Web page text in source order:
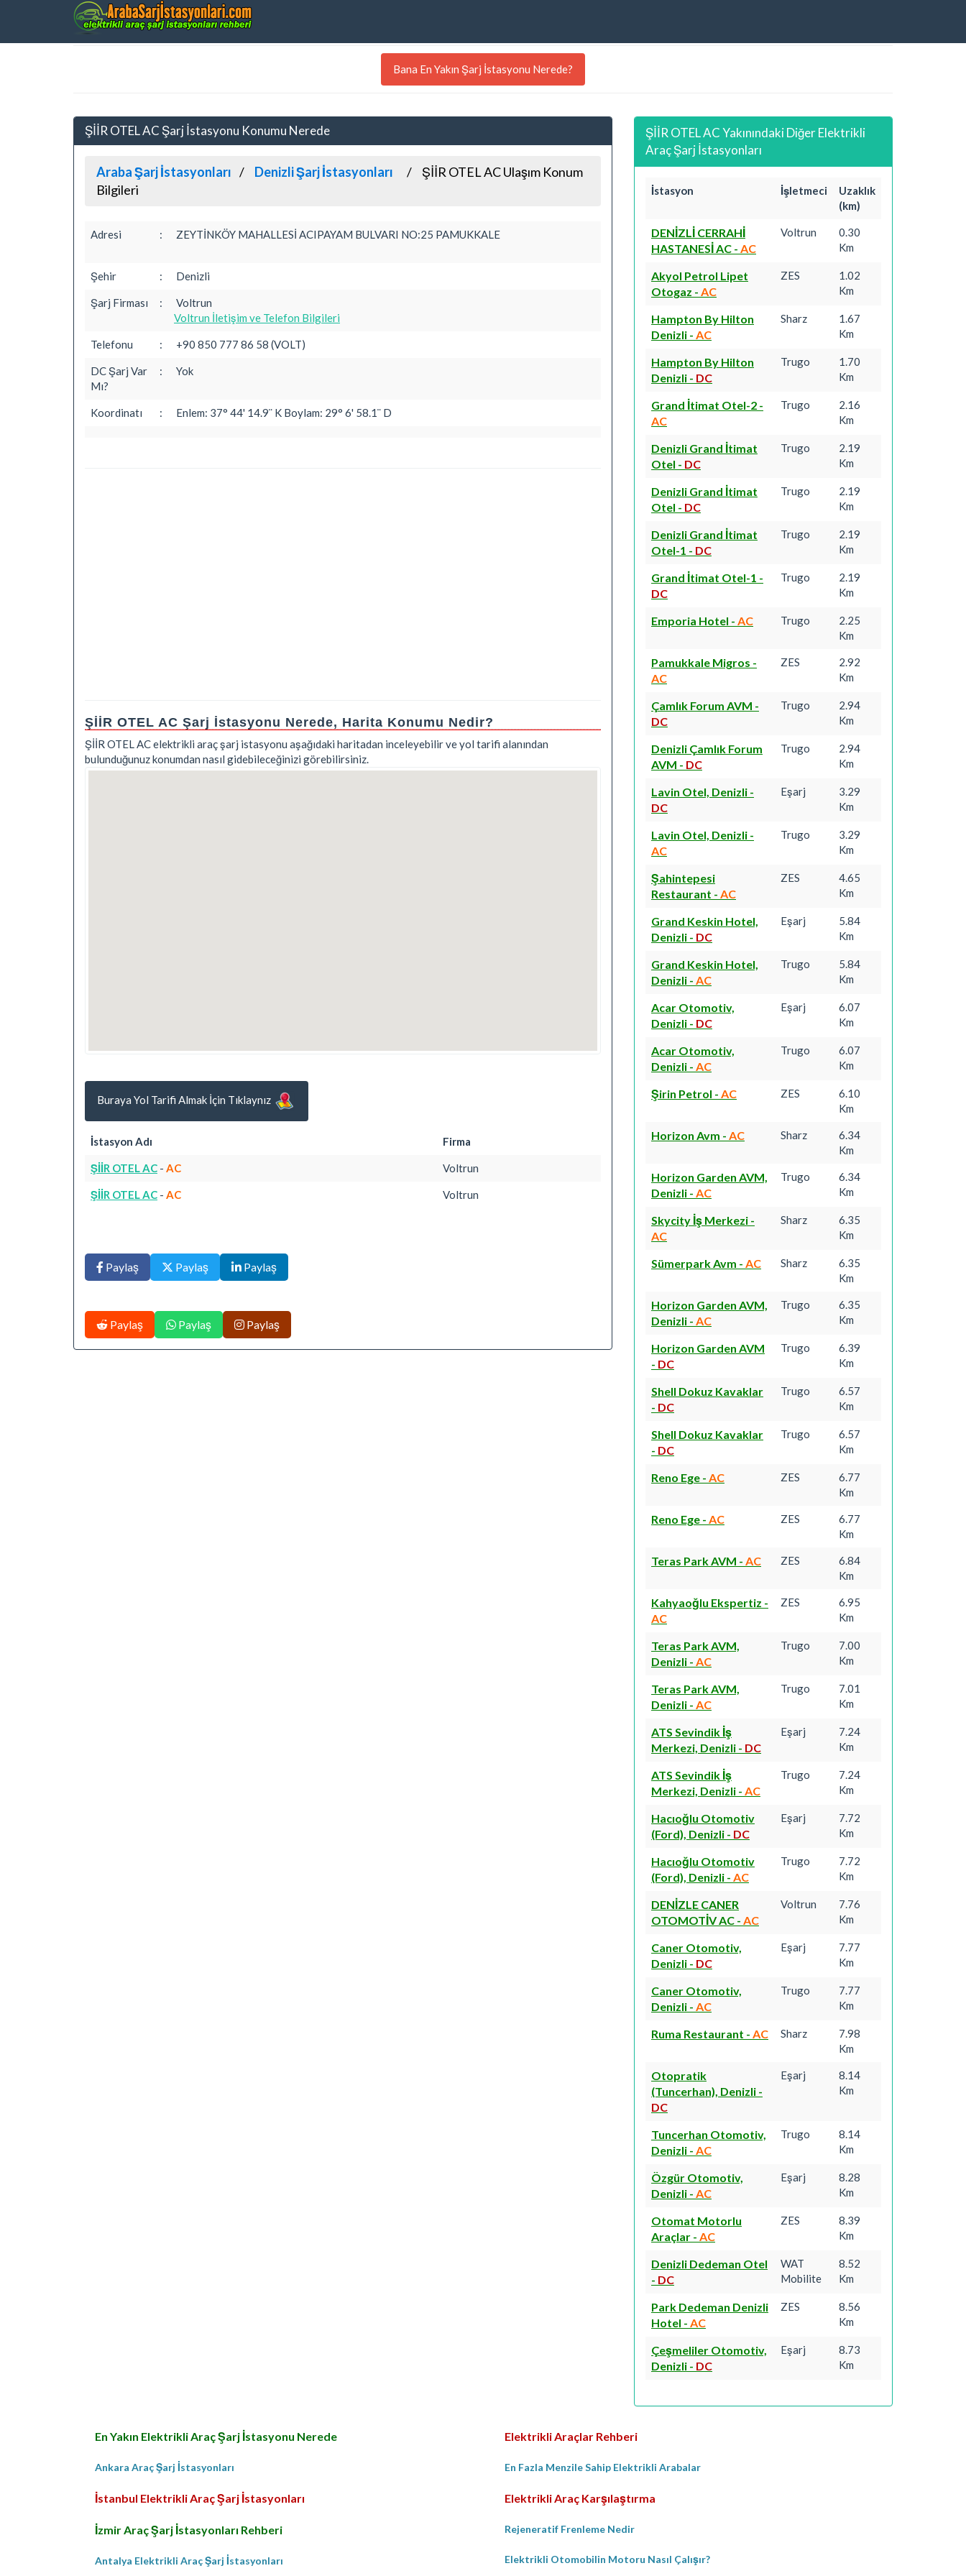
Bana En Yakın Şarj İstasyonu Nerede?
ŞİİR OTEL AC Şarj İstasyonu Konumu Nerede
Araba Şarj İstasyonları Denizli Şarj İstasyonları
ŞİİR OTEL AC Ulaşım Konum
Bilgileri
Adresi : ZEYTİNKÖY MAHALLESİ ACIPAYAM BULVARI NO:25 PAMUKKALE
Şehir : Denizli
Şarj Firması :
Voltrun
Voltrun İletişim ve Telefon Bilgileri
Telefonu : +90 850 777 86 58 (VOLT)
DC Şarj Var
Mı?
: Yok
Koordinatı : Enlem: 37° 44' 14.9¨ K Boylam: 29° 6' 58.1¨ D
ŞİİR OTEL AC Şarj İstasyonu Nerede, Harita Konumu Nedir?
ŞİİR OTEL AC elektrikli araç şarj istasyonu aşağıdaki haritadan inceleyebilir ve yol tarifi alanından
bulunduğunuz konumdan nasıl gidebileceğinizi görebilirsiniz.
Buraya Yol Tarifi Almak İçin Tıklaynız
İstasyon Adı Firma
ŞİİR OTEL AC - AC Voltrun
ŞİİR OTEL AC - AC Voltrun
Paylaş Paylaş Paylaş
Paylaş Paylaş Paylaş
ŞİİR OTEL AC Yakınındaki Diğer Elektrikli
Araç Şarj İstasyonları
İstasyon İşletmeci
Uzaklık
(km)
DENİZLİ CERRAHİ
HASTANESİ AC - AC
Voltrun
0.30
Km
Akyol Petrol Lipet
Otogaz - AC
ZES
1.02
Km
Hampton By Hilton
Denizli - AC
Sharz
1.67
Km
Hampton By Hilton
Denizli - DC
Trugo
1.70
Km
Grand İtimat Otel-2 -
AC
Trugo
2.16
Km
Denizli Grand İtimat
Otel - DC
Trugo
2.19
Km
Denizli Grand İtimat
Otel - DC
Trugo
2.19
Km
Denizli Grand İtimat
Otel-1 - DC
Trugo
2.19
Km
Grand İtimat Otel-1 -
DC
Trugo
2.19
Km
Emporia Hotel - AC Trugo
2.25
Km
Pamukkale Migros -
AC
ZES
2.92
Km
Çamlık Forum AVM -
DC
Trugo
2.94
Km
Denizli Çamlık Forum
AVM - DC
Trugo
2.94
Km
Lavin Otel, Denizli -
DC
Eşarj
3.29
Km
Lavin Otel, Denizli -
AC
Trugo
3.29
Km
Şahintepesi
Restaurant - AC
ZES
4.65
Km
Grand Keskin Hotel,
Denizli - DC
Eşarj
5.84
Km
Grand Keskin Hotel,
Denizli - AC
Trugo
5.84
Km
Acar Otomotiv,
Denizli - DC
Eşarj
6.07
Km
Acar Otomotiv,
Denizli - AC
Trugo
6.07
Km
Şirin Petrol - AC ZES
6.10
Km
Horizon Avm - AC Sharz
6.34
Km
Horizon Garden AVM,
Denizli - AC
Trugo
6.34
Km
Skycity İş Merkezi -
AC
Sharz
6.35
Km
Sümerpark Avm - AC Sharz
6.35
Km
Horizon Garden AVM,
Denizli - AC
Trugo
6.35
Km
Horizon Garden AVM
- DC
Trugo
6.39
Km
Shell Dokuz Kavaklar
- DC
Trugo
6.57
Km
Shell Dokuz Kavaklar
- DC
Trugo
6.57
Km
Reno Ege - AC ZES
6.77
Km
Reno Ege - AC ZES
6.77
Km
Teras Park AVM - AC ZES
6.84
Km
Kahyaoğlu Ekspertiz -
AC
ZES
6.95
Km
Teras Park AVM,
Denizli - AC
Trugo
7.00
Km
Teras Park AVM,
Denizli - AC
Trugo
7.01
Km
ATS Sevindik İş
Merkezi, Denizli - DC
Eşarj
7.24
Km
ATS Sevindik İş
Merkezi, Denizli - AC
Trugo
7.24
Km
Hacıoğlu Otomotiv
(Ford), Denizli - DC
Eşarj
7.72
Km
Hacıoğlu Otomotiv
(Ford), Denizli - AC
Trugo
7.72
Km
DENİZLE CANER
OTOMOTİV AC - AC
Voltrun
7.76
Km
Caner Otomotiv,
Denizli - DC
Eşarj
7.77
Km
Caner Otomotiv,
Denizli - AC
Trugo
7.77
Km
Ruma Restaurant - AC Sharz
7.98
Km
Otopratik
(Tuncerhan), Denizli -
DC
Eşarj
8.14
Km
Tuncerhan Otomotiv,
Denizli - AC
Trugo
8.14
Km
Özgür Otomotiv,
Denizli - AC
Eşarj
8.28
Km
Otomat Motorlu
Araçlar - AC
ZES
8.39
Km
Denizli Dedeman Otel
- DC
WAT
Mobilite
8.52
Km
Park Dedeman Denizli
Hotel - AC
ZES
8.56
Km
Çeşmeliler Otomotiv,
Denizli - DC
Eşarj
8.73
Km
En Yakın Elektrikli Araç Şarj İstasyonu Nerede
Ankara Araç Şarj İstasyonları
İstanbul Elektrikli Araç Şarj İstasyonları
İzmir Araç Şarj İstasyonları Rehberi
Antalya Elektrikli Araç Şarj İstasyonları
Elektrikli Araçlar Rehberi
En Fazla Menzile Sahip Elektrikli Arabalar
Elektrikli Araç Karşılaştırma
Rejeneratif Frenleme Nedir
Elektrikli Otomobilin Motoru Nasıl Çalışır?